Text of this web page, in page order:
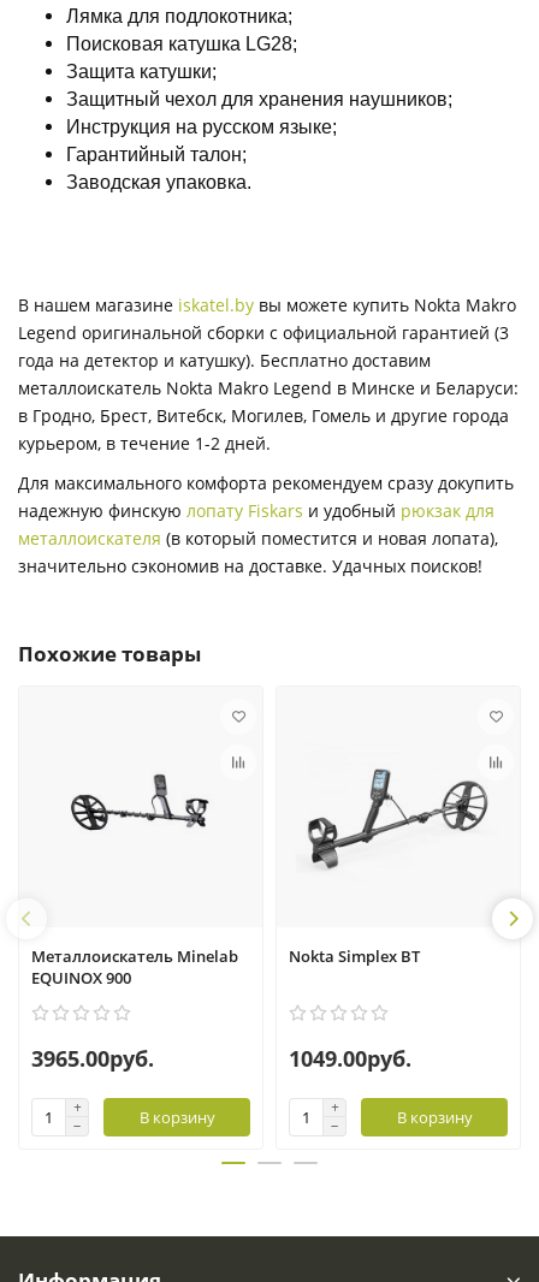
Лямка для подлокотника;
Поисковая катушка LG28;
Защита катушки;
Защитный чехол для хранения наушников;
Инструкция на русском языке;
Гарантийный талон;
Заводская упаковка.
В нашем магазине iskatel.by вы можете купить Nokta Makro
Legend оригинальной сборки с официальной гарантией (3
года на детектор и катушку). Бесплатно доставим
металлоискатель Nokta Makro Legend в Минске и Беларуси:
в Гродно, Брест, Витебск, Могилев, Гомель и другие города
курьером, в течение 1-2 дней.
Для максимального комфорта рекомендуем сразу докупить
надежную финскую лопату Fiskars и удобный рюкзак для
металлоискателя (в который поместится и новая лопата),
значительно сэкономив на доставке. Удачных поисков!
Похожие товары
Металлоискатель Minelab
EQUINOX 900
3965.00руб.
В корзину
Nokta Simplex BT
1049.00руб.
В корзину